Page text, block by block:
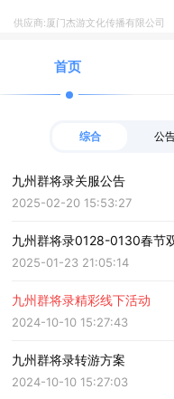
抉择是屈服。是睿智是愚弄
供应商:厦门杰游文化传播有限公司
首页
综合 公
九州群将录关服公告
2025-02-20 15:53:27
九州群将录0128-0130春节
2025-01-23 21:05:14
九州群将录精彩线下活动
2024-10-10 15:27:43
九州群将录转游方案
2024-10-10 15:27:03